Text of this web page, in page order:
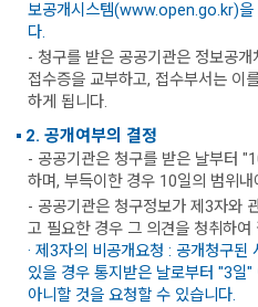
보공개시스템(www.open.go.kr)을
다.
- 청구를 받은 공공기관은 정보공개
접수증을 교부하고, 접수부서는 이
하게 됩니다.
2. 공개여부의 결정
- 공공기관은 청구를 받은 날부터
하며, 부득이한 경우 10일의 범위
- 공공기관은 청구정보가 제3자와
고 필요한 경우 그 의견을 청취하여
· 제3자의 비공개요청 : 공개청구된
있을 경우 통지받은 날로부터 "3일
아니할 것을 요청할 수 있습니다.